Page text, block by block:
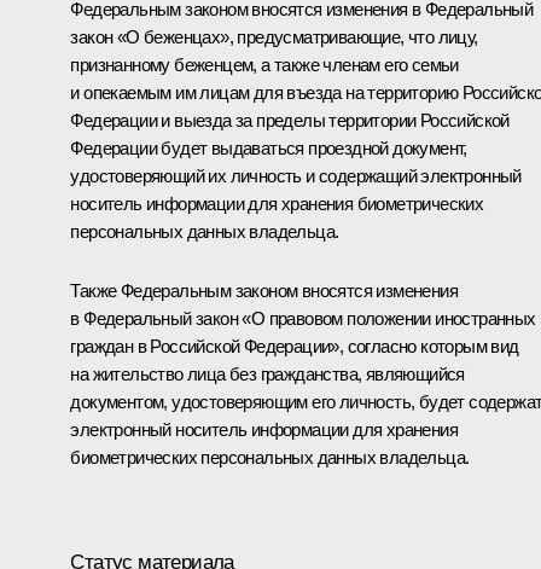
Федеральным законом вносятся изменения в Федеральный
закон «О беженцах», предусматривающие, что лицу,
признанному беженцем, а также членам его семьи
и опекаемым им лицам для въезда на территорию
Федерации и выезда за пределы территории Российской
Федерации будет выдаваться проездной документ,
удостоверяющий их личность и содержащий электронный
носитель информации для хранения биометрических
персональных данных владельца.
Также Федеральным законом вносятся изменения
в Федеральный закон «О правовом положении иностранных
граждан в Российской Федерации», согласно которым вид
на жительство лица без гражданства, являющийся
документом, удостоверяющим его личность, будет
электронный носитель информации для хранения
биометрических персональных данных владельца.
Статус материала